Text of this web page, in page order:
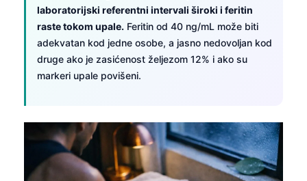
laboratorijski referentni intervali široki i feritin
raste tokom upale. Feritin od 40 ng/mL može biti
adekvatan kod jedne osobe, a jasno nedovoljan kod
druge ako je zasićenost željezom 12% i ako su
markeri upale povišeni.